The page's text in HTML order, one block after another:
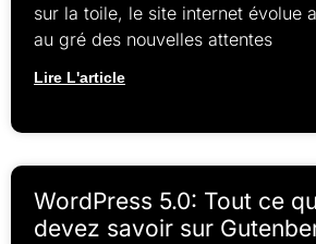
sur la toile, le site internet évolue
au gré des nouvelles attentes
Lire L'article
WordPress 5.0: Tout ce
devez savoir sur